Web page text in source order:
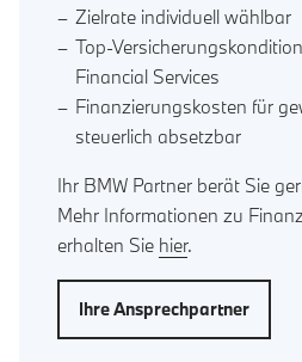
Zielrate individuell wählbar
Top-
Financial Services
Finanzierungskosten für
steuerlich absetzbar
Ihr BMW Partner berät Sie
Mehr Informationen zu
erhalten Sie hier.
Ihre Ansprechpartner